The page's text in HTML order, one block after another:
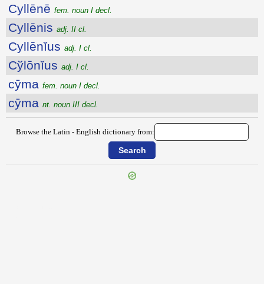
Cyllēnē fem. noun I decl.
Cyllēnis adj. II cl.
Cyllēnĭus adj. I cl.
Cўlōnĭus adj. I cl.
cȳma fem. noun I decl.
cȳma nt. noun III decl.
Browse the Latin - English dictionary from: